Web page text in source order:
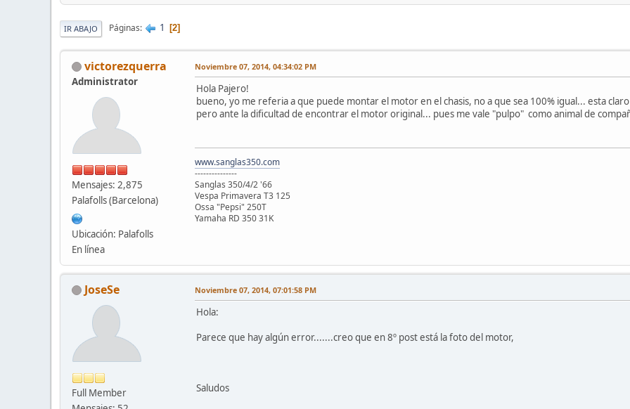
IR ABAJO Páginas 1 2
victorezquerra
Administrator
Mensajes: 2,875
Palafolls (Barcelona)
Ubicación: Palafolls
En línea
Noviembre 07, 2014, 04:34:02 PM
Hola Pajero!
bueno, yo me referia a que puede montar el motor en el chasis, no a que sea 100% igual... esta
pero ante la dificultad de encontrar el motor original... pues me vale "pulpo" como animal de
www.sanglas350.com
---------------
Sanglas 350/4/2 '66
Vespa Primavera T3 125
Ossa "Pepsi" 250T
Yamaha RD 350 31K
JoseSe
Full Member
Noviembre 07, 2014, 07:01:58 PM
Hola:
Parece que hay algún error.......creo que en 8º post está la foto del motor,
Saludos